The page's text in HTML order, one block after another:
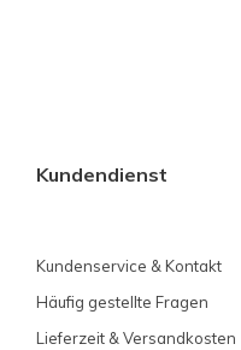
Kundendienst
Kundenservice & Kontakt
Häufig gestellte Fragen
Lieferzeit & Versandkosten